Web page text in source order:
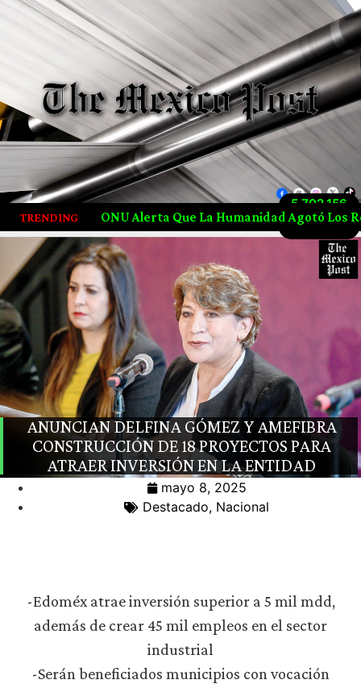
Visitas totales
5,702,156
TRENDING
Alerta Que La Humanidad Agotó Los Recursos Naturales
ANUNCIAN DELFINA GÓMEZ Y AMEFIBRA
CONSTRUCCIÓN DE 18 PROYECTOS PARA
ATRAER INVERSIÓN EN LA ENTIDAD
mayo 8, 2025
Destacado, Nacional
-Edoméx atrae inversión superior a 5 mil mdd,
además de crear 45 mil empleos en el sector
industrial
-Serán beneficiados municipios con vocación